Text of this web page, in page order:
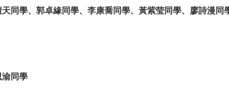
同學、郭卓緣同學、 李康喬同學、黃紫莹同學、廖詩漫同
同學